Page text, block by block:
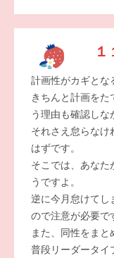
計画性がカギとな
きちんと計画を
う理由も確認しな
それさえ怠らなけ
はずです。
そこでは、あなた
うですよ。
逆に今月怠けてし
ので注意が必要で
また、同性をまと
普段リーダータイ